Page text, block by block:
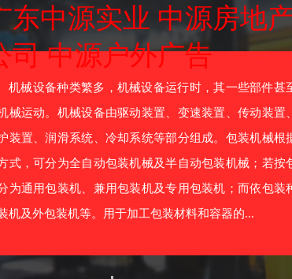
东中源实业 中源房地
司 中源户外广告
械设备种类繁多，机械设备运行时，其一些部件甚
械运动。机械设备由驱动装置、变速装置、传动装置
装置、润滑系统、冷却系统等部分组成。包装机械根
式，可分为全自动包装机械及半自动包装机械；若按
为通用包装机、兼用包装机及专用包装机；而依包装
机及外包装机等。用于加工包装材料和容器的...